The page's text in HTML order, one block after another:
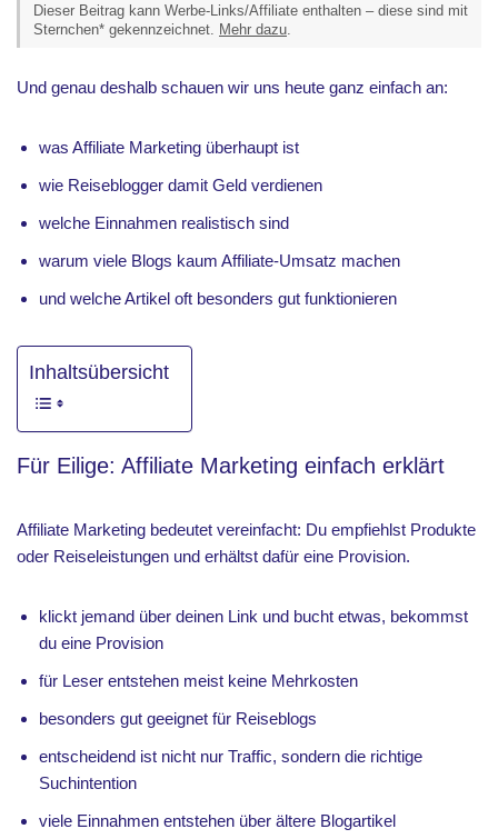
Dieser Beitrag kann Werbe-Links/Affiliate enthalten – diese sind mit
Sternchen* gekennzeichnet. Mehr dazu
Und genau deshalb schauen wir uns heute ganz einfach an:
was Affiliate Marketing überhaupt ist
wie Reiseblogger damit Geld verdienen
welche Einnahmen realistisch sind
warum viele Blogs kaum Affiliate-Umsatz machen
und welche Artikel oft besonders gut funktionieren
Inhaltsübersicht
Für Eilige: Affiliate Marketing einfach erklärt
Affiliate Marketing bedeutet vereinfacht: Du empfiehlst Produkte
oder Reiseleistungen und erhältst dafür eine Provision.
klickt jemand über deinen Link und bucht etwas, bekommst
du eine Provision
für Leser entstehen meist keine Mehrkosten
besonders gut geeignet für Reiseblogs
entscheidend ist nicht nur Traffic, sondern die richtige
Suchintention
viele Einnahmen entstehen über ältere Blogartikel